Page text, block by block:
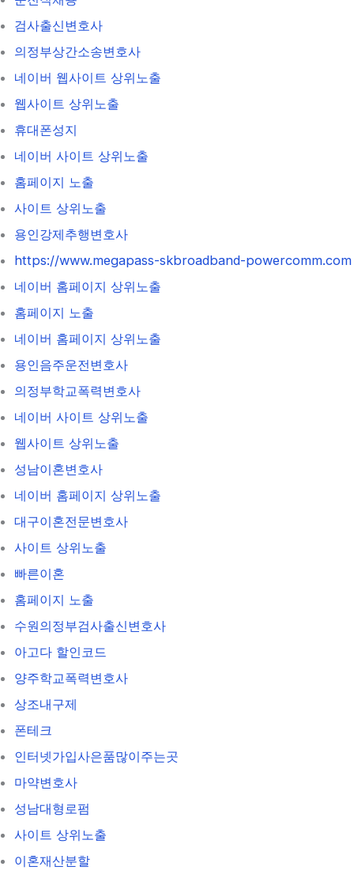
검사출신변호사
의정부상간소송변호사
네이버 웹사이트 상위노출
웹사이트 상위노출
휴대폰성지
네이버 사이트 상위노출
홈페이지 노출
사이트 상위노출
용인강제추행변호사
https://www.megapass-skbroadband-powercomm.com
네이버 홈페이지 상위노출
홈페이지 노출
네이버 홈페이지 상위노출
용인음주운전변호사
의정부학교폭력변호사
네이버 사이트 상위노출
웹사이트 상위노출
성남이혼변호사
네이버 홈페이지 상위노출
대구이혼전문변호사
사이트 상위노출
빠른이혼
홈페이지 노출
수원의정부검사출신변호사
아고다 할인코드
양주학교폭력변호사
상조내구제
폰테크
인터넷가입사은품많이주는곳
마약변호사
성남대형로펌
사이트 상위노출
이혼재산분할